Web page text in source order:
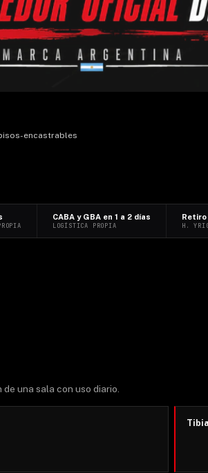
encastrables
CABA y GBA en 1 a 2 días
LOGÍSTICA PROPIA
Retiro
H.
una sala con uso diario.